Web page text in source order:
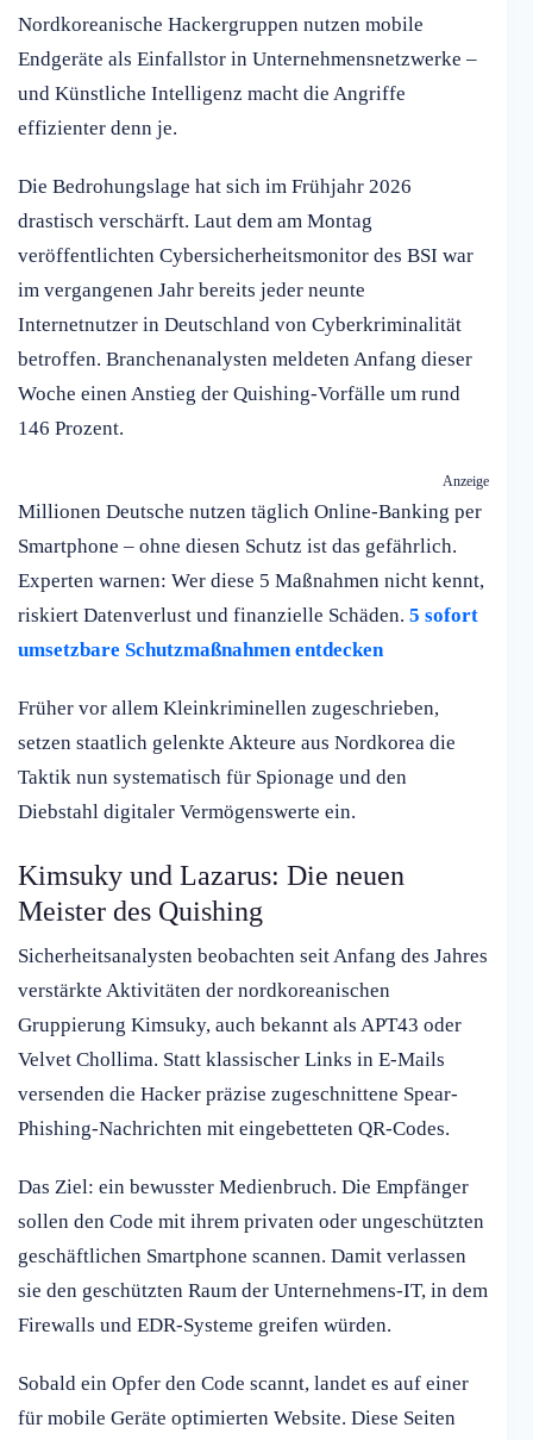
Nordkoreanische Hackergruppen nutzen mobile
Endgeräte als Einfallstor in Unternehmensnetzwerke –
und Künstliche Intelligenz macht die Angriffe
effizienter denn je.
Die Bedrohungslage hat sich im Frühjahr 2026
drastisch verschärft. Laut dem am Montag
veröffentlichten Cybersicherheitsmonitor des BSI war
im vergangenen Jahr bereits jeder neunte
Internetnutzer in Deutschland von Cyberkriminalität
betroffen. Branchenanalysten meldeten Anfang dieser
Woche einen Anstieg der Quishing-Vorfälle um rund
146 Prozent.
Anzeige
Millionen Deutsche nutzen täglich Online-Banking per
Smartphone – ohne diesen Schutz ist das gefährlich.
Experten warnen: Wer diese 5 Maßnahmen nicht kennt,
riskiert Datenverlust und finanzielle Schäden. 5 sofort
umsetzbare Schutzmaßnahmen entdecken
Früher vor allem Kleinkriminellen zugeschrieben,
setzen staatlich gelenkte Akteure aus Nordkorea die
Taktik nun systematisch für Spionage und den
Diebstahl digitaler Vermögenswerte ein.
Kimsuky und Lazarus: Die neuen
Meister des Quishing
Sicherheitsanalysten beobachten seit Anfang des Jahres
verstärkte Aktivitäten der nordkoreanischen
Gruppierung Kimsuky, auch bekannt als APT43 oder
Velvet Chollima. Statt klassischer Links in E-Mails
versenden die Hacker präzise zugeschnittene Spear-
Phishing-Nachrichten mit eingebetteten QR-Codes.
Das Ziel: ein bewusster Medienbruch. Die Empfänger
sollen den Code mit ihrem privaten oder ungeschützten
geschäftlichen Smartphone scannen. Damit verlassen
sie den geschützten Raum der Unternehmens-IT, in dem
Firewalls und EDR-Systeme greifen würden.
Sobald ein Opfer den Code scannt, landet es auf einer
für mobile Geräte optimierten Website. Diese Seiten